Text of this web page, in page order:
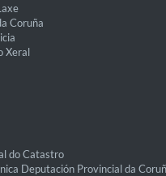
Coruña
Xeral
do Catastro
Deputación Provincial da